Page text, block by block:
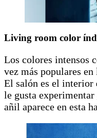
Living room color
Los colores intensos
vez más populares
El salón es el interior
le gusta
añil aparece en esta